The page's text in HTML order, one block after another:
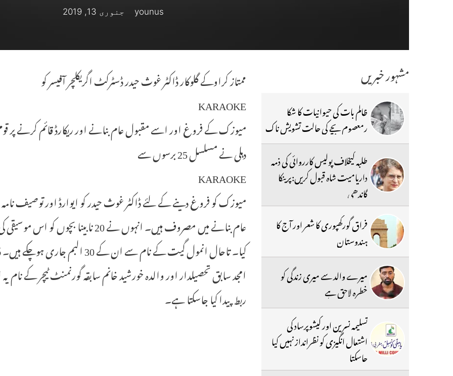
younus جنوری 13, 2019
ممتاز کراوکے گلوکار ڈاکٹر غوث حیدر ڈسٹرکٹ اگریکلچر آفیسر کو
KARAOKE
میوزک کے فروغ اور اسے مقبول عام بنانے اور ریکارڈ قائم کرنے پر
دہلی نے مسلسل 25 برسوں سے
KARAOKE
عام بنانے میں مصروف ہیں۔ انہوں نے
کیا۔ تاحال انمول گیت کے نام سے
ربط پیدا کیا جاسکتا ہے۔
مشہور خبریں
ظالم بات کی حیوانیات کا شکا
رمعصوم بچے کی حالت تشویش ناک
طلبہ کیخلاف پولیس کارروائی کی ذمہ
داریامیت شاہ قبول کریں:پرینکا
گاندھی
فراق گورکھپوری کا شعر اور آج کا
ہندوستان
میرے والد سے میری زندگی کو
خطرہ لاحق ہے
تسلیمہ نسرین اور کیشوپرساد کی
اشتعال انگیزی کو نظرانداز نہیں کیا
جاسکتا